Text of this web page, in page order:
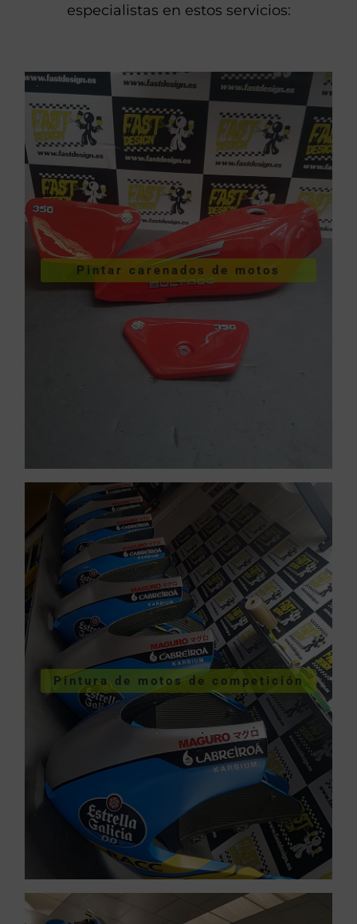
especialistas en estos servicios:
Pintar carenados de motos
Pintar carenados de
motos
VER PINTURA DE CARENADOS
Pintura de motos de competición
Pintura de motos de
competición
VER PINTURA MOTOS
COMPETICIÓN